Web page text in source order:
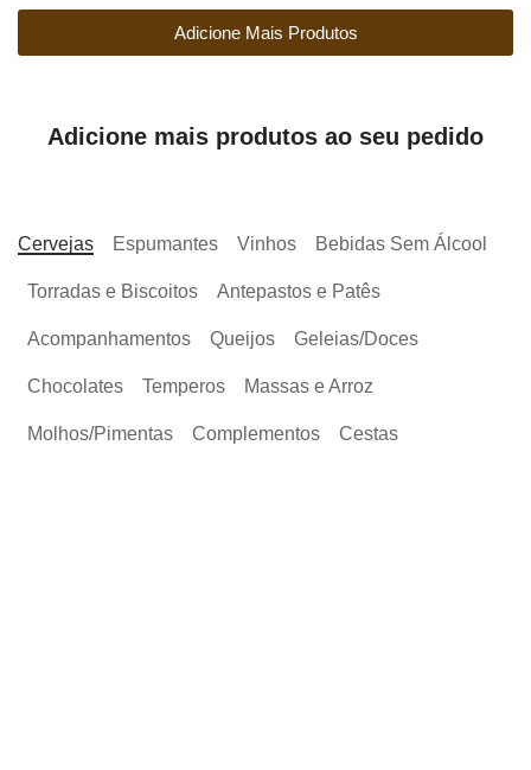
Adicione Mais Produtos
Adicione mais produtos ao seu pedido
Cervejas Espumantes Vinhos Bebidas Sem Álcool
Torradas e Biscoitos Antepastos e Patês
Acompanhamentos Queijos Geleias/Doces
Chocolates Temperos Massas e Arroz
Molhos/Pimentas Complementos Cestas